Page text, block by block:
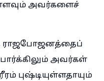
அவர்களைச்
ராஜபோஜனத்தைப்
அவர்கள்
புஷ்டியுள்ளதாயும்